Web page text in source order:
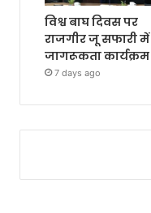
विश्व बाघ दिवस पर
राजगीर जू सफारी में
जागरूकता कार्यक्रम
7 days ago